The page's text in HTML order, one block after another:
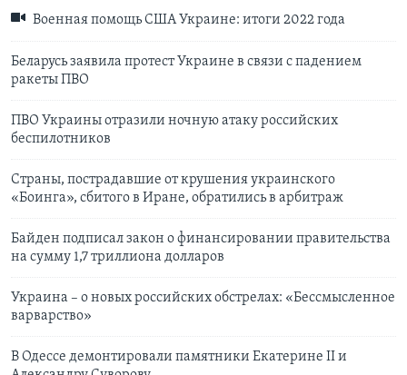
Военная помощь США Украине: итоги 2022 года
Беларусь заявила протест Украине в связи с падением
ракеты ПВО
ПВО Украины отразили ночную атаку российских
беспилотников
Страны, пострадавшие от крушения украинского
«Боинга», сбитого в Иране, обратились в арбитраж
Байден подписал закон о финансировании правительства
на сумму 1,7 триллиона долларов
Украина – о новых российских обстрелах: «Бессмысленное
варварство»
В Одессе демонтировали памятники Екатерине II и